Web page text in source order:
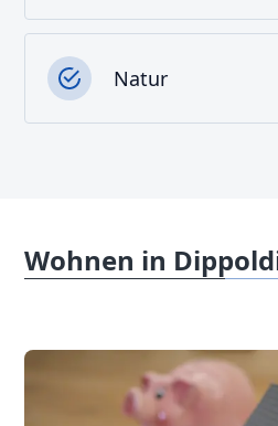
Natur
Wohnen in